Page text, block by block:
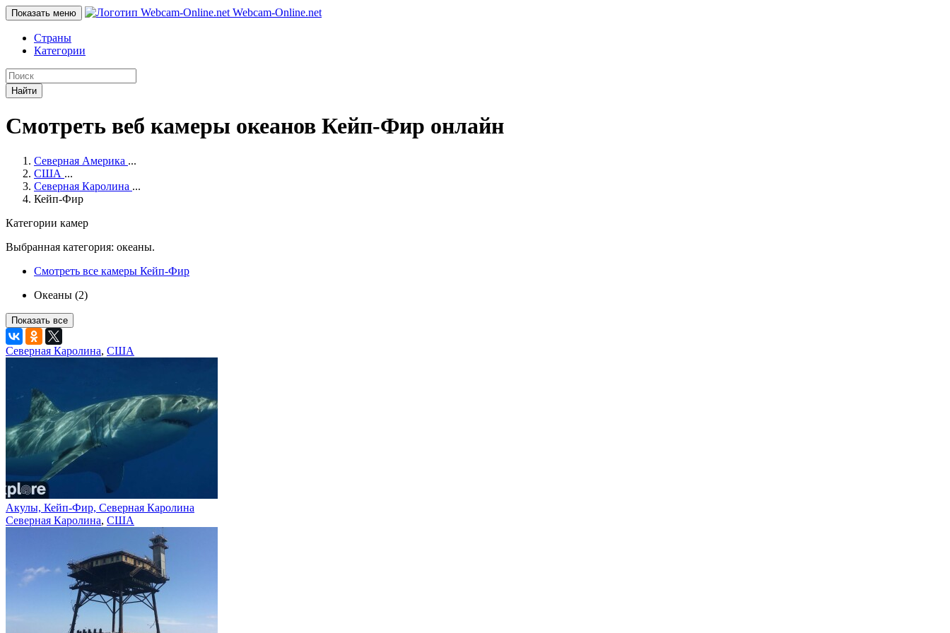
Показать меню Webcam-Online.net
Страны
Категории
Найти
Смотреть веб камеры океанов Кейп-Фир онлайн
Северная Америка ...
США ...
Северная Каролина ...
Кейп-Фир
Категории камер
Выбранная категория: океаны.
Смотреть все камеры Кейп-Фир
Океаны (2)
Показать все
Северная Каролина, США
Акулы, Кейп-Фир, Северная Каролина
Северная Каролина, США